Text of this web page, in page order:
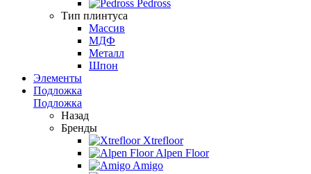
Pedross
Тип плинтуса
Массив
МДФ
Металл
Шпон
Элементы
Подложка
Подложка
Назад
Бренды
Xtrefloor
Alpen Floor
Amigo